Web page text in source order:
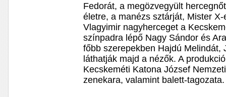
Fedorát, a megözvegyült
életre, a manézs sztárját, Mister
Vlagyimir nagyherceget a
színpadra lépő Nagy Sándor és
főbb szerepekben Hajdú Melindát,
láthatják majd a nézők. A
Kecskeméti Katona József
zenekara, valamint balett-tagozata.